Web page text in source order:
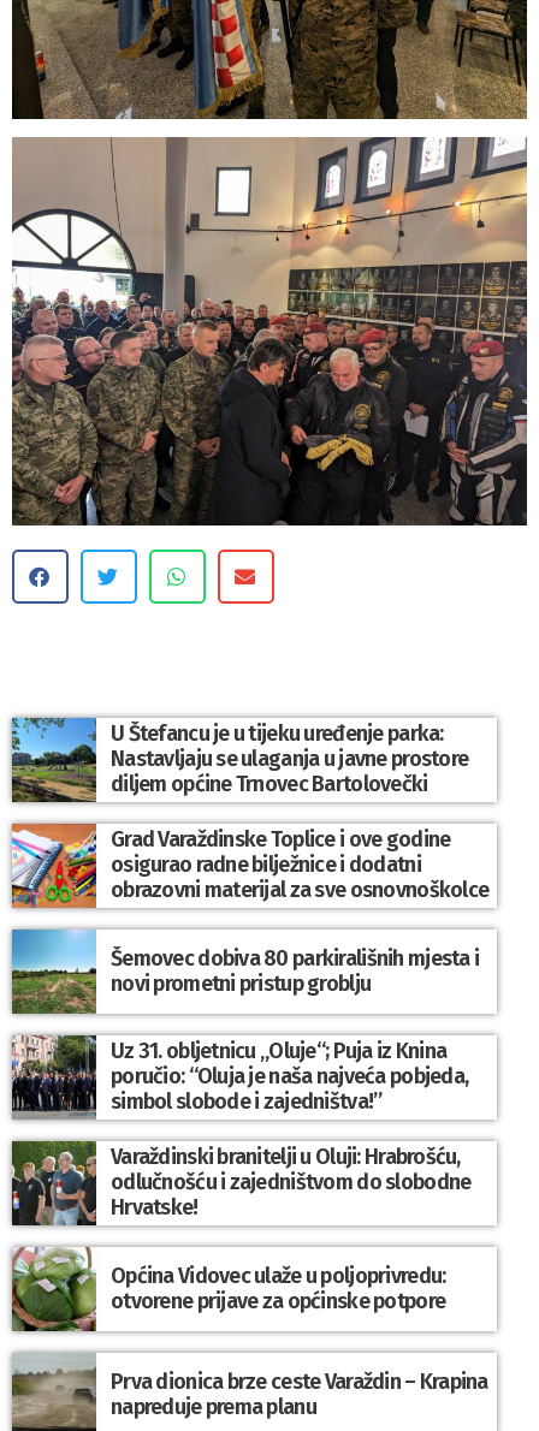
U Štefancu je u tijeku uređenje parka:
Nastavljaju se ulaganja u javne prostore
diljem općine Trnovec Bartolovečki
Grad Varaždinske Toplice i ove godine
osigurao radne bilježnice i dodatni
obrazovni materijal za sve osnovnoškolce
Šemovec dobiva 80 parkirališnih mjesta i
novi prometni pristup groblju
Uz 31. obljetnicu „Oluje“; Puja iz Knina
poručio: “Oluja je naša najveća pobjeda,
simbol slobode i zajedništva!”
Varaždinski branitelji u Oluji: Hrabrošću,
odlučnošću i zajedništvom do slobodne
Hrvatske!
Općina Vidovec ulaže u poljoprivredu:
otvorene prijave za općinske potpore
Prva dionica brze ceste Varaždin – Krapina
napreduje prema planu